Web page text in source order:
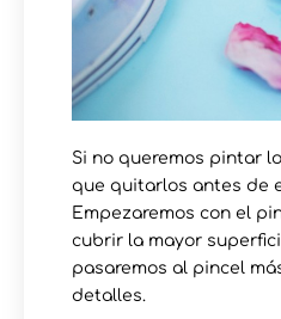
Si no queremos pintar
que quitarlos antes de
Empezaremos con el
cubrir la mayor
pasaremos al pincel
detalles.